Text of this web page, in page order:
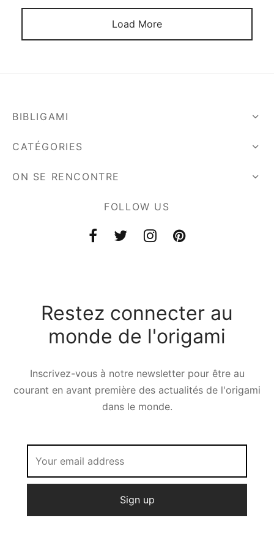
Load More
BIBLIGAMI
CATÉGORIES
ON SE RENCONTRE
FOLLOW US
Restez connecter au
monde de l'origami
Inscrivez-vous à notre newsletter pour être au
courant en avant première des actualités de l'origami
dans le monde.